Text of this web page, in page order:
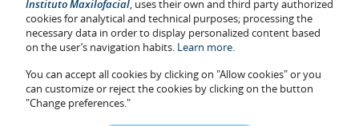
Last update: 2023
Health center authorisation number: E08646940
Instituto Maxilofacial, uses their own and third party authorized
cookies for analytical and technical purposes; processing the
necessary data in order to display personalized content based
on the user’s navigation habits. Learn more.
You can accept all cookies by clicking on "Allow cookies" or you
can customize or reject the cookies by clicking on the button
"Change preferences."